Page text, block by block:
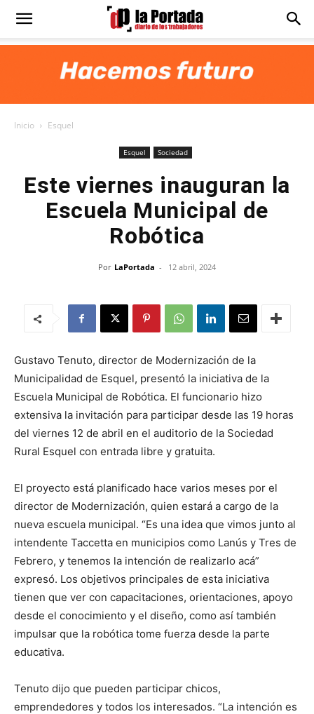
Diario
Inicio Esquel
Esquel Sociedad
Este viernes inauguran la
Escuela Municipal de
Robótica
Por LaPortada - 12 abril, 2024
Gustavo Tenuto, director de Modernización de la
Municipalidad de Esquel, presentó la iniciativa de la
Escuela Municipal de Robótica. El funcionario hizo
extensiva la invitación para participar desde las 19 horas
del viernes 12 de abril en el auditorio de la Sociedad
Rural Esquel con entrada libre y gratuita.
El proyecto está planificado hace varios meses por el
director de Modernización, quien estará a cargo de la
nueva escuela municipal. “Es una idea que vimos junto al
intendente Taccetta en municipios como Lanús y Tres de
Febrero, y tenemos la intención de realizarlo acá”
expresó. Los objetivos principales de esta iniciativa
tienen que ver con capacitaciones, orientaciones, apoyo
desde el conocimiento y el diseño, como así también
impulsar que la robótica tome fuerza desde la parte
educativa.
Tenuto dijo que pueden participar chicos,
emprendedores y todos los interesados. “La intención es